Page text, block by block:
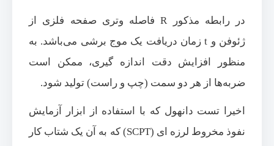
در رابطه مذکور R فاصله وتری صفحه فلزی از
ژئوفن و t زمان دریافت یک موج برشی می‌باشد. به
منظور افزایش دقت اندازه گیری، ممکن است
ضربه‌ها از هر دو سمت (چپ و راست) تولید شود.
اخیرا تست دانهول که با استفاده از ابزار آزمایش
نفوذ مخروط لرزه ای (SCPT) که به آن یک شتاب کار